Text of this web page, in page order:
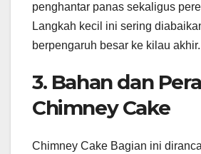
penghantar panas sekaligus
Langkah kecil ini sering
berpengaruh besar ke kilau akhir.
3. Bahan dan
Chimney Cake
Chimney Cake Bagian ini